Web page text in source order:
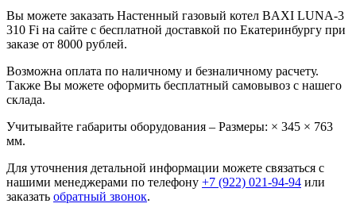
Вы можете заказать Настенный газовый котел BAXI LUNA-3
310 Fi на сайте с бесплатной доставкой по Екатеринбургу при
заказе от 8000 рублей.
Возможна оплата по наличному и безналичному расчету.
Также Вы можете оформить бесплатный самовывоз с нашего
склада.
Учитывайте габариты оборудования – Размеры: × 345 × 763
мм.
Для уточнения детальной информации можете связаться с
нашими менеджерами по телефону +7 (922) 021-94-94 или
заказать обратный звонок.